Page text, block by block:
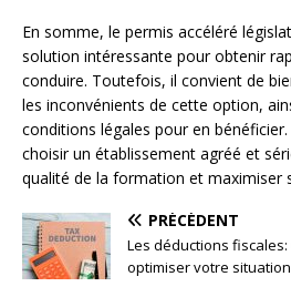
En somme, le permis accéléré
solution intéressante pour obtenir
conduire. Toutefois, il convient de
les inconvénients de cette option,
conditions légales pour en
choisir un établissement agréé et
qualité de la formation et maximiser
PRÉCÉDENT
Les déductions
optimiser votre